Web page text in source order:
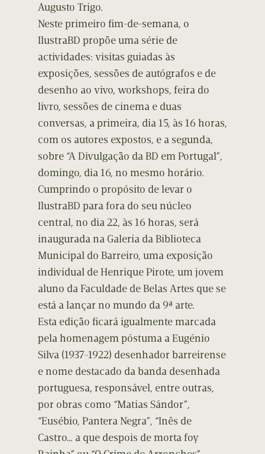
Augusto Trigo.
Neste primeiro fim-de-semana, o
IlustraBD propõe uma série de
actividades: visitas guiadas às
exposições, sessões de autógrafos e de
desenho ao vivo, workshops, feira do
livro, sessões de cinema e duas
conversas, a primeira, dia 15, às 16 horas,
com os autores expostos, e a segunda,
sobre “A Divulgação da BD em Portugal”,
domingo, dia 16, no mesmo horário.
Cumprindo o propósito de levar o
IlustraBD para fora do seu núcleo
central, no dia 22, às 16 horas, será
inaugurada na Galeria da Biblioteca
Municipal do Barreiro, uma exposição
individual de Henrique Pirote, um jovem
aluno da Faculdade de Belas Artes que se
está a lançar no mundo da 9ª arte.
Esta edição ficará igualmente marcada
pela homenagem póstuma a Eugénio
Silva (1937-1922) desenhador barreirense
e nome destacado da banda desenhada
portuguesa, responsável, entre outras,
por obras como “Matias Sándor”,
“Eusébio, Pantera Negra”, “Inês de
Castro… a que despois de morta foy